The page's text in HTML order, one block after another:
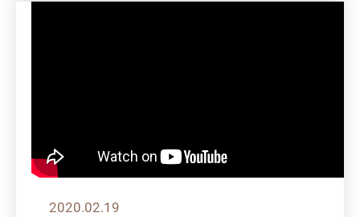
2020.02.19